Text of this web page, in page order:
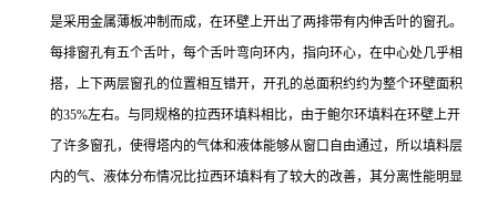
是采用金属薄板冲制而成，在环壁上开出了两排带有内伸舌叶的窗孔。
每排窗孔有五个舌叶，每个舌叶弯向环内，指向环心，在中心处几乎相
搭，上下两层窗孔的位置相互错开，开孔的总面积约约为整个环壁面积
的35%左右。与同规格的拉西环填料相比，由于鲍尔环填料在环壁上开
了许多窗孔，使得塔内的气体和液体能够从窗口自由通过，所以填料层
内的气、液体分布情况比拉西环填料有了较大的改善，其分离性能明显